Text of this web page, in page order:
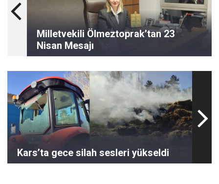
Milletvekili Ölmeztoprak’tan 23
Nisan Mesajı
Kars’ta gece silah sesleri yükseldi